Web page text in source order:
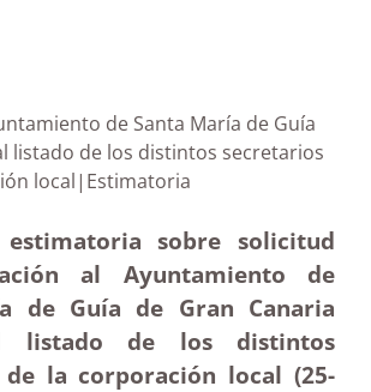
de Santa María de Guía
listado de los distintos secretarios
local|Estimatoria
estimatoria sobre solicitud
al Ayuntamiento de
de Guía de Gran Canaria
listado de los distintos
de la corporación local (25-